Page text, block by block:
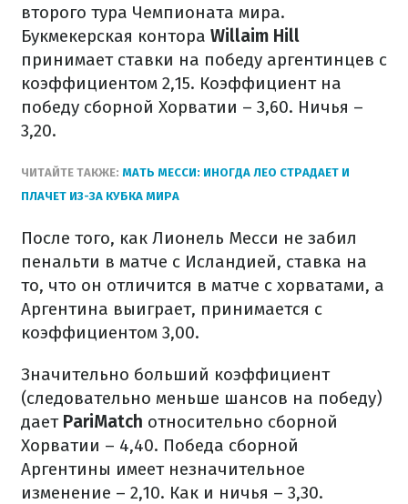
второго тура Чемпионата мира.
Букмекерская контора Willaim Hill
принимает ставки на победу аргентинцев с
коэффициентом 2,15. Коэффициент на
победу сборной Хорватии – 3,60. Ничья –
3,20.
ЧИТАЙТЕ ТАКЖЕ: МАТЬ МЕССИ: ИНОГДА ЛЕО СТРАДАЕТ И
ПЛАЧЕТ ИЗ-ЗА КУБКА МИРА
После того, как Лионель Месси не забил
пенальти в матче с Исландией, ставка на
то, что он отличится в матче с хорватами, а
Аргентина выиграет, принимается с
коэффициентом 3,00.
Значительно больший коэффициент
(следовательно меньше шансов на победу)
дает PariMatch относительно сборной
Хорватии – 4,40. Победа сборной
Аргентины имеет незначительное
изменение – 2,10. Как и ничья – 3,30.